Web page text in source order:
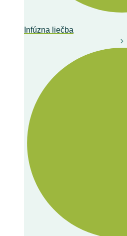
Infúzna liečba